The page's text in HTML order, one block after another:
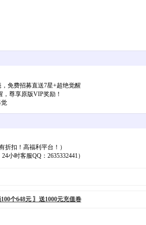
免费招募直送7星+超绝觉醒
尊享原版VIP奖励！
扣！高福利平台！）
客服QQ：2635332441）
个648元 〗送1000元充值卷